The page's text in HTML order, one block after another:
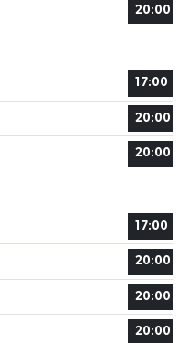
20:00
17:00
20:00
20:00
17:00
20:00
20:00
20:00